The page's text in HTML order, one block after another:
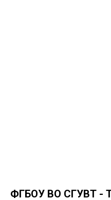
ФГБОУ ВО СГУВТ -